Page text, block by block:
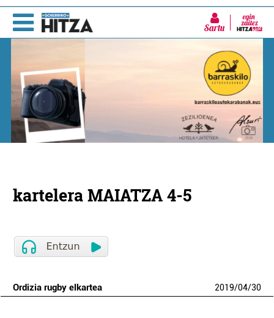
Sartu
kartelera MAIATZA 4-5
Ordizia rugby elkartea 2019/04/30